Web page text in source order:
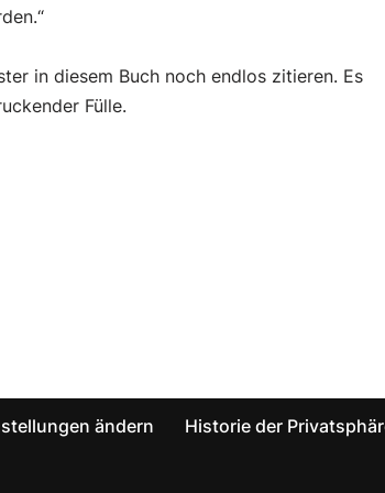
in diesem Buch noch endlos zitieren. Es
Fülle.
ändern
Historie der